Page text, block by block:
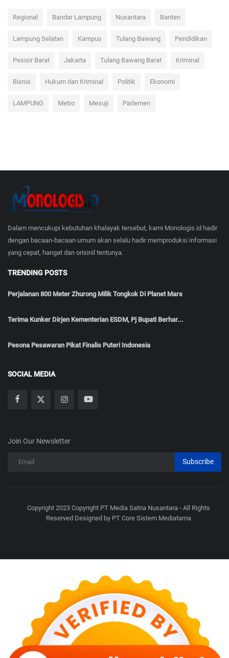
Regional Bandar Lampung Nusantara Banten
Lampung Selatan Kampus Tulang Bawang Pendidikan
Pesisir Barat Jakarta Tulang Bawang Barat Kriminal
Bisnis Hukum dan Kriminal Politik Ekonomi
LAMPUNG Metro Mesuji Parlemen
Dalam mencukupi kebutuhan khalayak tersebut, kami Monologis.id hadir
dengan bacaan-bacaan umum akan selalu hadir memproduksi informasi
yang cepat, hangat dan orisinil tentunya.
TRENDING POSTS
Perjalanan 800 Meter Zhurong Milik Tongkok Di Planet Mars
Terima Kunker Dirjen Kementerian ESDM, Pj Bupati Berhar...
Pesona Pesawaran Pikat Finalis Puteri Indonesia
SOCIAL MEDIA
Join Our Newsletter
Subscribe
Copyright 2023 Copyright PT Media Satria Nusantara - All Rights
Reserved Designed by PT Core Sistem Mediatama